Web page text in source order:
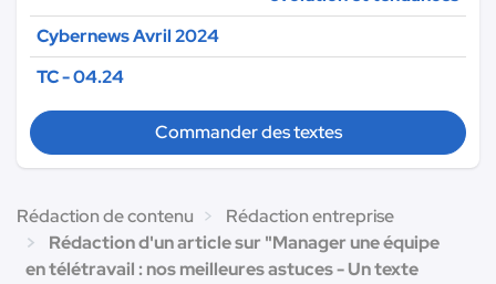
Cybernews Avril 2024
TC - 04.24
Commander des textes
Rédaction de contenu
Rédaction entreprise
Rédaction d'un article sur "Manager une équipe
en télétravail : nos meilleures astuces - Un texte